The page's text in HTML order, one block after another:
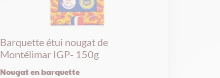
Barquette étui nougat de
Montélimar IGP- 150g
Nougat en barquette